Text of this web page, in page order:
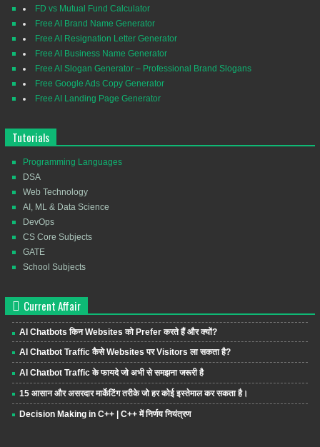
FD vs Mutual Fund Calculator
Free AI Brand Name Generator
Free AI Resignation Letter Generator
Free AI Business Name Generator
Free AI Slogan Generator – Professional Brand Slogans
Free Google Ads Copy Generator
Free AI Landing Page Generator
Tutorials
Programming Languages
DSA
Web Technology
AI, ML & Data Science
DevOps
CS Core Subjects
GATE
School Subjects
Current Affair
AI Chatbots किन Websites को Prefer करते हैं और क्यों?
AI Chatbot Traffic कैसे Websites पर Visitors ला सकता है?
AI Chatbot Traffic के फायदे जो अभी से समझना जरूरी है
15 आसान और असरदार मार्केटिंग तरीके जो हर कोई इस्तेमाल कर सकता है।
Decision Making in C++ | C++ में निर्णय नियंत्रण